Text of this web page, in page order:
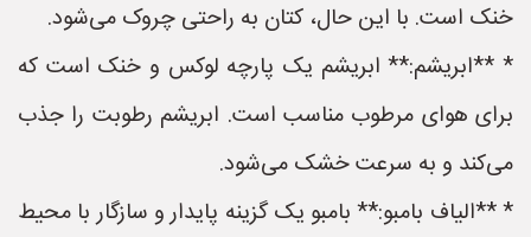
خنک است. با این حال، کتان به راحتی چروک می‌شود.
* **ابریشم:** ابریشم یک پارچه لوکس و خنک است که
برای هوای مرطوب مناسب است. ابریشم رطوبت را جذب
می‌کند و به سرعت خشک می‌شود.
* **الیاف بامبو:** بامبو یک گزینه پایدار و سازگار با محیط